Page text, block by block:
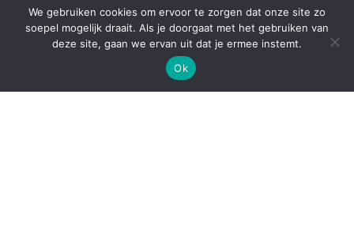
Werk
WordPress
We gebruiken cookies om ervoor te zorgen dat onze site zo
soepel mogelijk draait. Als je doorgaat met het gebruiken van
deze site, gaan we ervan uit dat je ermee instemt.
Ok